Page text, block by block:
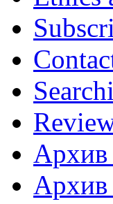
Архив
Архив